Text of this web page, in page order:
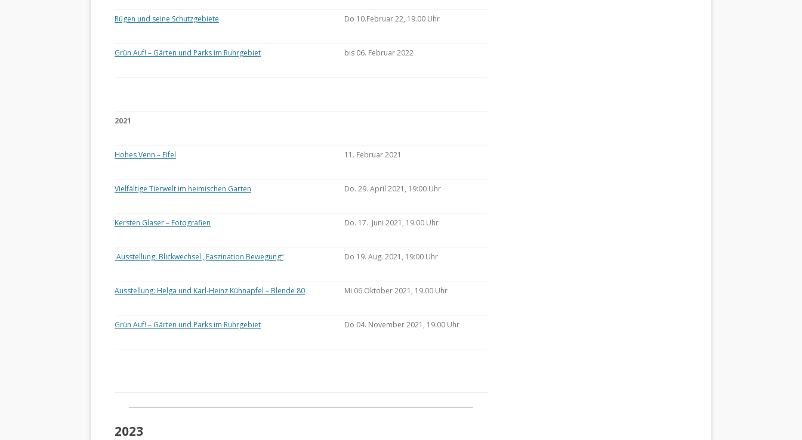
Rügen und seine Schutzgebiete Do 10.Februar 22, 19.00 Uhr
Grün Auf! – Gärten und Parks im Ruhrgebiet bis 06. Februar 2022
2021
Hohes Venn – Eifel 11. Februar 2021
Vielfältige Tierwelt im heimischen Garten Do. 29. April 2021, 19:00 Uhr
Kersten Glaser – Fotografien Do. 17. Juni 2021, 19:00 Uhr
Ausstellung: Blickwechsel „Faszination Bewegung“ Do 19. Aug. 2021, 19:00 Uhr
Ausstellung: Helga und Karl-Heinz Kühnapfel – Blende 80 Mi 06.Oktober 2021, 19.00 Uhr
Grün Auf! – Gärten und Parks im Ruhrgebiet Do 04. November 2021, 19:00 Uhr
2023